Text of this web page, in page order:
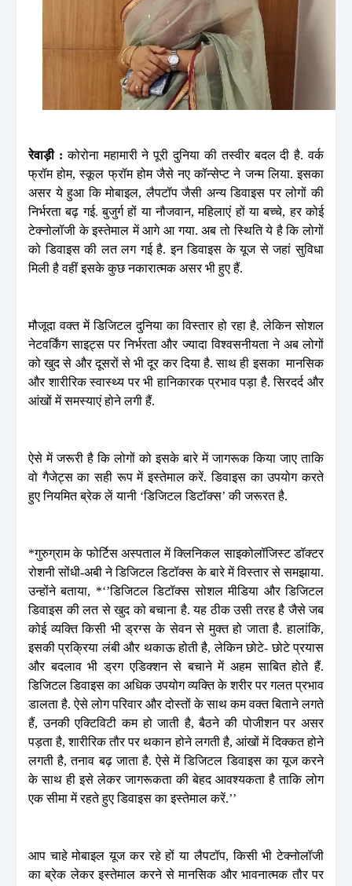
रेवाड़ी :कोरोना महामारी ने पूरी दुनिया की तस्वीर बदल दी है. वर्क
फ्रॉम होम, स्कूल फ्रॉम होम जैसे नए कॉन्सेप्ट ने जन्म लिया. इसका
असर ये हुआ कि मोबाइल, लैपटॉप जैसी अन्य डिवाइस पर लोगों की
निर्भरता बढ़ गई. बुजुर्ग हों या नौजवान, महिलाएं हों या बच्चे, हर कोई
टेक्नोलॉजी के इस्तेमाल में आगे आ गया. अब तो स्थिति ये है कि लोगों
को डिवाइस की लत लग गई है. इन डिवाइस के यूज से जहां सुविधा
मिली है वहीं इसके कुछ नकारात्मक असर भी हुए हैं.
मौजूदा वक्त में डिजिटल दुनिया का विस्तार हो रहा है. लेकिन सोशल
नेटवर्किंग साइट्स पर निर्भरता और ज्यादा विश्वसनीयता ने अब लोगों
को खुद से और दूसरों से भी दूर कर दिया है. साथ ही इसका मानसिक
और शारीरिक स्वास्थ्य पर भी हानिकारक प्रभाव पड़ा है. सिरदर्द और
आंखों में समस्याएं होने लगी हैं.
ऐसे में जरूरी है कि लोगों को इसके बारे में जागरूक किया जाए ताकि
वो गैजेट्स का सही रूप में इस्तेमाल करें. डिवाइस का उपयोग करते
हुए नियमित ब्रेक लें यानी ‘डिजिटल डिटॉक्स’ की जरूरत है.
*गुरुग्राम के फोर्टिस अस्पताल में क्लिनिकल साइकोलॉजिस्ट डॉक्टर
रोशनी सोंधी-अबी ने डिजिटल डिटॉक्स के बारे में विस्तार से समझाया.
उन्होंने बताया, *‘’डिजिटल डिटॉक्स सोशल मीडिया और डिजिटल
डिवाइस की लत से खुद को बचाना है. यह ठीक उसी तरह है जैसे जब
कोई व्यक्ति किसी भी ड्रग्स के सेवन से मुक्त हो जाता है. हालांकि,
इसकी प्रक्रिया लंबी और थकाऊ होती है, लेकिन छोटे- छोटे प्रयास
और बदलाव भी ड्रग एडिक्शन से बचाने में अहम साबित होते हैं.
डिजिटल डिवाइस का अधिक उपयोग व्यक्ति के शरीर पर गलत प्रभाव
डालता है. ऐसे लोग परिवार और दोस्तों के साथ कम वक्त बिताने लगते
हैं, उनकी एक्टिविटी कम हो जाती है, बैठने की पोजीशन पर असर
पड़ता है, शारीरिक तौर पर थकान होने लगती है, आंखों में दिक्कत होने
लगती है, तनाव बढ़ जाता है. ऐसे में डिजिटल डिवाइस का यूज करने
के साथ ही इसे लेकर जागरूकता की बेहद आवश्यकता है ताकि लोग
एक सीमा में रहते हुए डिवाइस का इस्तेमाल करें.’’
आप चाहे मोबाइल यूज कर रहे हों या लैपटॉप, किसी भी टेक्नोलॉजी
का ब्रेक लेकर इस्तेमाल करने से मानसिक और भावनात्मक तौर पर